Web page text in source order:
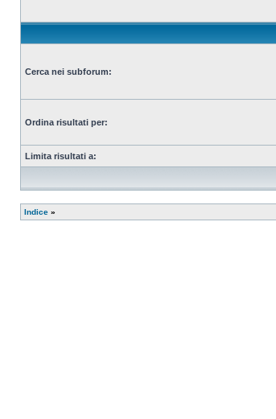
Cerca nei subforum:
Ordina risultati per:
Limita risultati a:
Indice »